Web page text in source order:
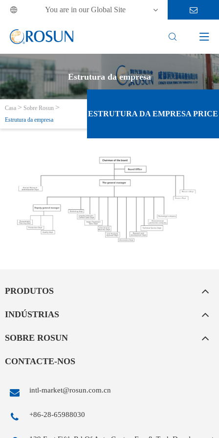
 You are in our Global Site
 
Estrutura da empresa
Casa
Sobre Rosun
Estrutura da empresa
ESTRUTURA DA EMPRESA PRICE
PRODUTOS
INDÚSTRIAS
SOBRE ROSUN
CONTACTE-NOS
intl-market@rosun.com.cn
+86-28-65988030